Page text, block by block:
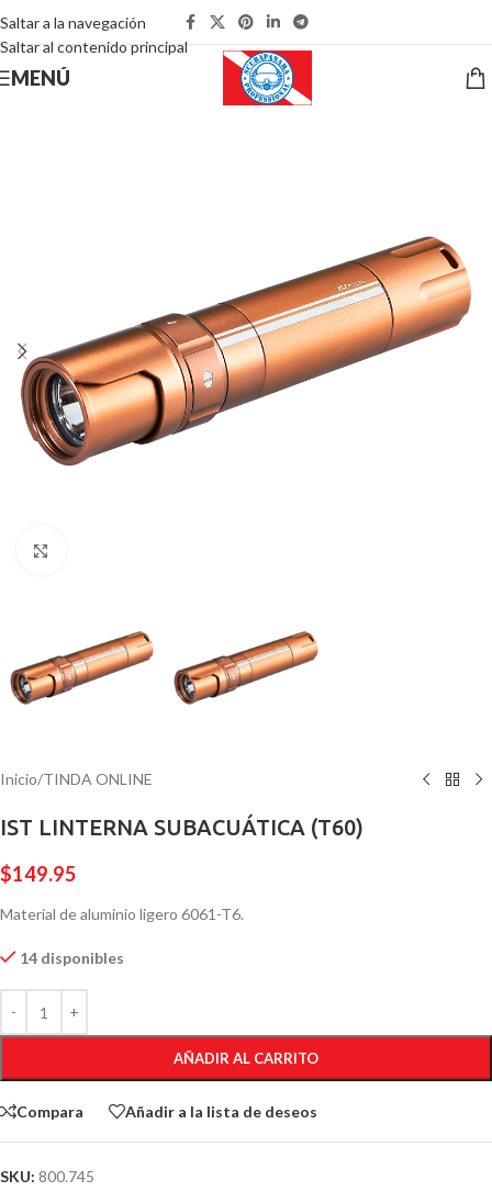
Saltar a la navegación
Saltar al contenido principal
MENÚ
Inicio/TINDA ONLINE
IST LINTERNA SUBACUÁTICA (T60)
$149.95
Material de aluminio ligero 6061-T6.
14 disponibles
AÑADIR AL CARRITO
Compara Añadir a la lista de deseos
SKU: 800.745